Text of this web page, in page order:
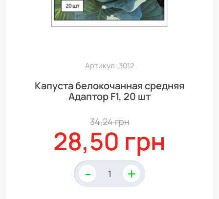
Артикул: 3012
Капуста белокочанная средняя
Адаптор F1, 20 шт
34,24 грн
28,50 грн
- +